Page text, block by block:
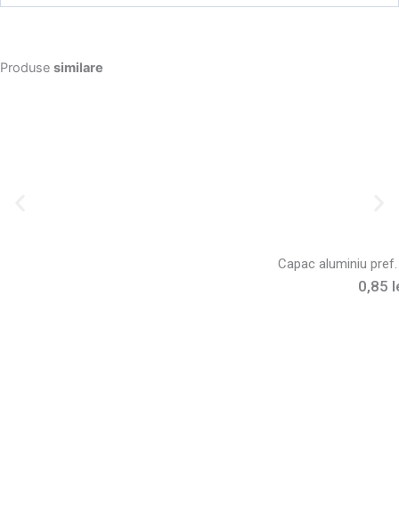
Produse similare
Capac aluminiu
0,85